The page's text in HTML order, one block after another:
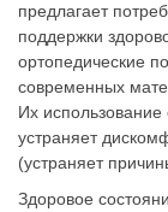
предлагает
поддержки
ортопедические
современных
Их
устраняет
(устраняет
Здоровое